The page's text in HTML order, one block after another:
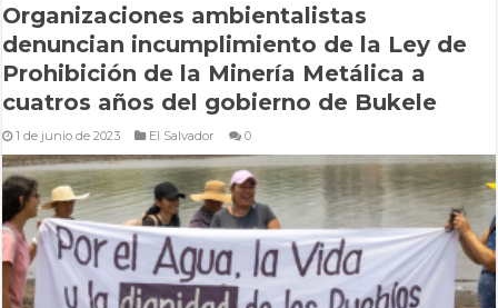
Organizaciones ambientalistas
denuncian incumplimiento de la Ley de
Prohibición de la Minería Metálica a
cuatros años del gobierno de Bukele
1 de junio de 2023 El Salvador 0